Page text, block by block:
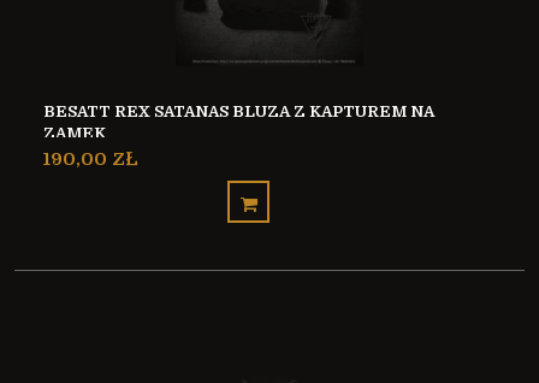
BESATT REX SATANAS BLUZA Z KAPTUREM NA
ZAMEK
190,00 ZŁ